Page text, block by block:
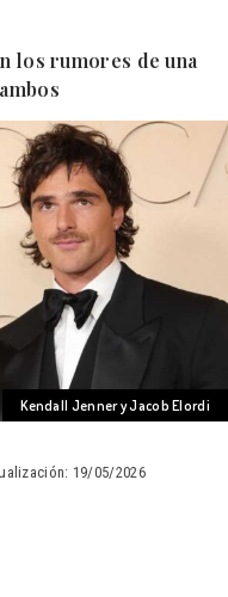
los rumores de una
Kendall Jenner y Jacob Elordi
19/05/2026